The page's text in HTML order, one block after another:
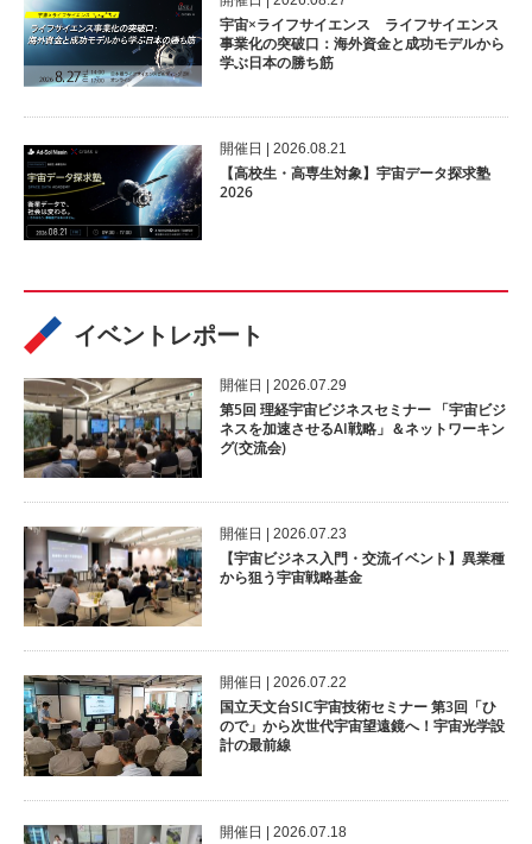
宇宙×ライフサイエンス ライフサイエンス
事業化の突破口：海外資金と成功モデルから
学ぶ日本の勝ち筋
開催⽇ | 2026.08.21
【高校生・高専生対象】宇宙データ探求塾
2026
イベントレポート
開催⽇ | 2026.07.29
第5回 理経宇宙ビジネスセミナー 「宇宙ビジ
ネスを加速させるAI戦略」＆ネットワーキン
グ(交流会)
開催⽇ | 2026.07.23
【宇宙ビジネス入門・交流イベント】異業種
から狙う宇宙戦略基金
開催⽇ | 2026.07.22
国立天文台SIC宇宙技術セミナー 第3回「ひ
ので」から次世代宇宙望遠鏡へ！宇宙光学設
計の最前線
開催⽇ | 2026.07.18